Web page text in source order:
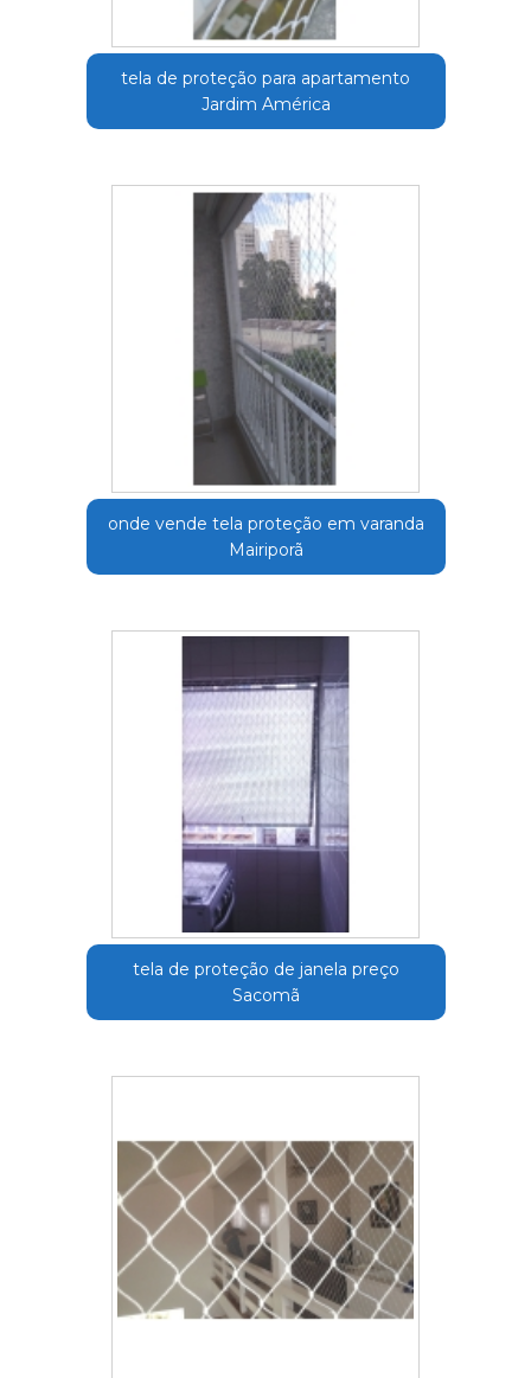
tela de proteção para apartamento
Jardim América
onde vende tela proteção em varanda
Mairiporã
tela de proteção de janela preço
Sacomã